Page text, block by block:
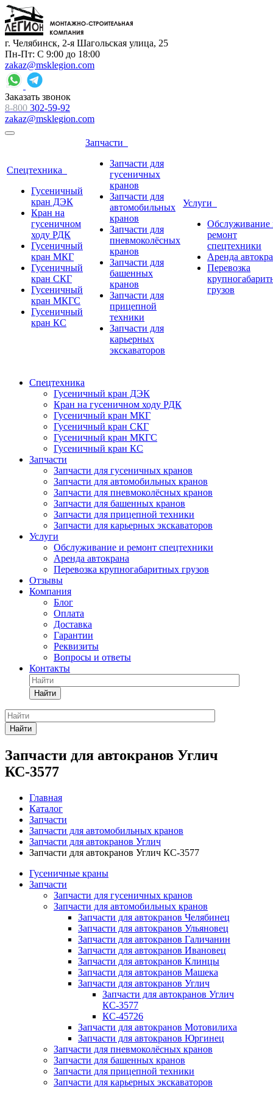
г. Челябинск, 2-я Шагольская улица, 25
Пн-Пт: С 9:00 до 18:00
zakaz@msklegion.com
Заказать звонок
8-800 302-59-92
zakaz@msklegion.com
Спецтехника
Гусеничный
кран ДЭК
Кран на
гусеничном
ходу РДК
Гусеничный
кран МКГ
Гусеничный
кран СКГ
Гусеничный
кран МКГС
Гусеничный
кран КС
Запчасти
Запчасти для
гусеничных
кранов
Запчасти для
автомобильных
кранов
Запчасти для
пневмоколёсных
кранов
Запчасти для
башенных
кранов
Запчасти для
прицепной
техники
Запчасти для
карьерных
экскаваторов
Услуги
Обслуживание
ремонт
спецтехники
Аренда
Перевозка
грузов
Спецтехника
Гусеничный кран ДЭК
Кран на гусеничном ходу РДК
Гусеничный кран МКГ
Гусеничный кран СКГ
Гусеничный кран МКГС
Гусеничный кран КС
Запчасти
Запчасти для гусеничных кранов
Запчасти для автомобильных кранов
Запчасти для пневмоколёсных кранов
Запчасти для башенных кранов
Запчасти для прицепной техники
Запчасти для карьерных экскаваторов
Услуги
Обслуживание и ремонт спецтехники
Аренда автокрана
Перевозка крупногабаритных грузов
Отзывы
Компания
Блог
Оплата
Доставка
Гарантии
Реквизиты
Вопросы и ответы
Контакты
Найти
Найти
Запчасти для автокранов Углич
КС-3577
Главная
Каталог
Запчасти
Запчасти для автомобильных кранов
Запчасти для автокранов Углич
Запчасти для автокранов Углич КС-3577
Гусеничные краны
Запчасти
Запчасти для гусеничных кранов
Запчасти для автомобильных кранов
Запчасти для автокранов Челябинец
Запчасти для автокранов Ульяновец
Запчасти для автокранов Галичанин
Запчасти для автокранов Ивановец
Запчасти для автокранов Клинцы
Запчасти для автокранов Машека
Запчасти для автокранов Углич
Запчасти для автокранов Углич
КС-3577
КС-45726
Запчасти для автокранов Мотовилиха
Запчасти для автокранов Юргинец
Запчасти для пневмоколёсных кранов
Запчасти для башенных кранов
Запчасти для прицепной техники
Запчасти для карьерных экскаваторов